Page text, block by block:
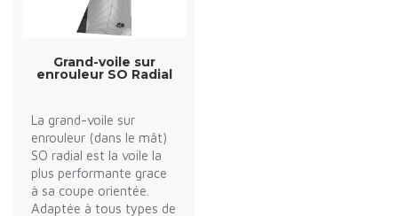
Grand-voile sur
enrouleur SO Radial
La grand-voile sur
enrouleur (dans le mât)
SO radial est la voile la
plus performante grace
à sa coupe orientée.
Adaptée à tous types de